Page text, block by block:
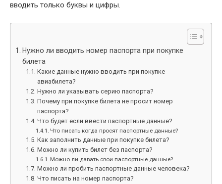
вводить только буквы и цифры.
Нужно ли вводить номер паспорта при покупке
билета
Какие данные нужно вводить при покупке
авиабилета?
Нужно ли указывать серию паспорта?
Почему при покупке билета не просит номер
паспорта?
Что будет если ввести паспортные данные?
Что писать когда просят паспортные данные?
Как заполнить данные при покупке билета?
Можно ли купить билет без паспорта?
Можно ли давать свои паспортные данные?
Можно ли пробить паспортные данные человека?
Что писать на номер паспорта?